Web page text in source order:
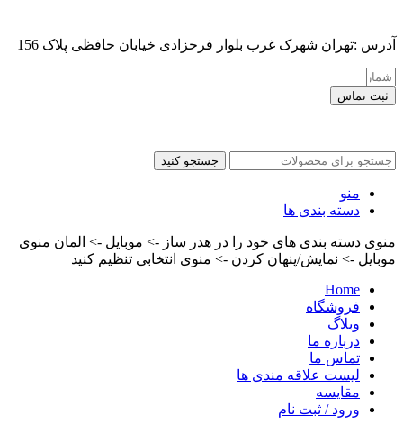
آدرس :تهران شهرک غرب بلوار فرحزادی خیابان حافظی پلاک 156
ثبت تماس
جستجو کنید
منو
دسته بندی ها
منوی دسته بندی های خود را در هدر ساز -> موبایل -> المان منوی
موبایل -> نمایش/پنهان کردن -> منوی انتخابی تنظیم کنید
Home
فروشگاه
وبلاگ
درباره ما
تماس ما
لیست علاقه مندی ها
مقایسه
ورود / ثبت نام